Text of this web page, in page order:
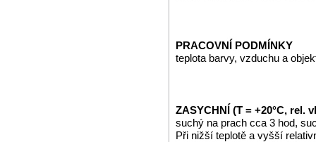
PRACOVNÍ PODMÍNKY
teplota barvy, vzduchu a
ZASYCHNÍ (T = +20°C, rel.
suchý na prach cca 3 hod,
Při nižší teplotě a vyšší